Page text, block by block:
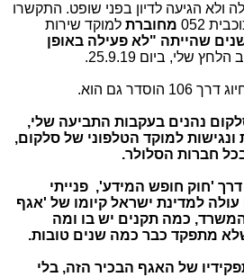
הגיעה לדיון בפני שופט. התקשרו
052
מחוברת למוקד שירות
שהייתה "לא פעילה באופן
שלי, ביום 25.9.19.
גם הוא.
נהנים בעקבות התביעה שלי,
ונגישות למוקד הטלפוני של סלקום,
'חוק חופש המידע', פנייתי
למדינת ישראל קיומו של 'אגף
כמה תקנים יש בו ומה
מתפקד כבר כמה שנים טובות.
של האגף הבכיר הזה, בלי